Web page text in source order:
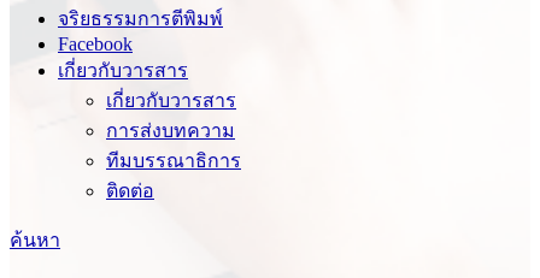
จริยธรรมการตีพิมพ์
Facebook
เกี่ยวกับวารสาร
เกี่ยวกับวารสาร
การส่งบทความ
ทีมบรรณาธิการ
ติดต่อ
ค้นหา